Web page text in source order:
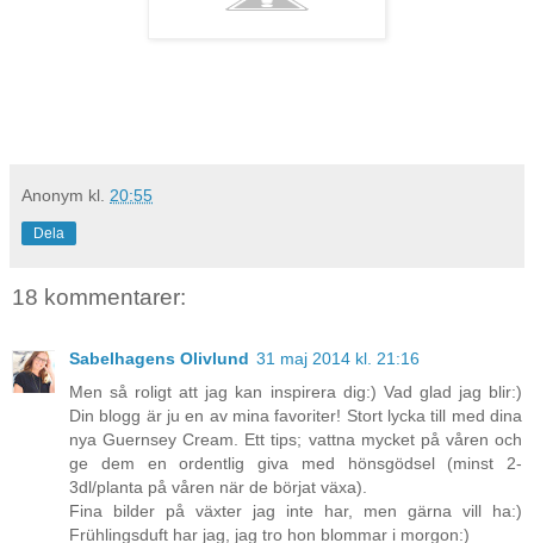
Anonym kl. 20:55
Dela
18 kommentarer:
Sabelhagens Olivlund 31 maj 2014 kl. 21:16
Men så roligt att jag kan inspirera dig:) Vad glad jag blir:)
Din blogg är ju en av mina favoriter! Stort lycka till med dina
nya Guernsey Cream. Ett tips; vattna mycket på våren och
ge dem en ordentlig giva med hönsgödsel (minst 2-
3dl/planta på våren när de börjat växa).
Fina bilder på växter jag inte har, men gärna vill ha:)
Frühlingsduft har jag, jag tro hon blommar i morgon:)